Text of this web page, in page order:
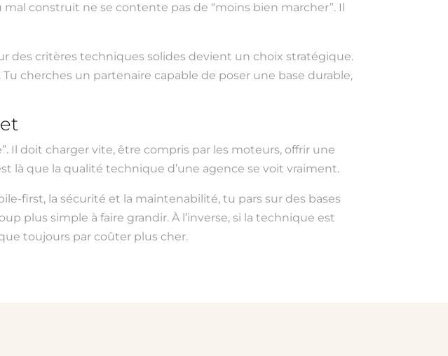
construit ne se contente pas de “moins bien marcher”. Il
des critères techniques solides devient un choix stratégique.
cherches un partenaire capable de poser une base durable,
Il doit charger vite, être compris par les moteurs, offrir une
là que la qualité technique d’une agence se voit vraiment.
first, la sécurité et la maintenabilité, tu pars sur des bases
plus simple à faire grandir. À l’inverse, si la technique est
toujours par coûter plus cher.